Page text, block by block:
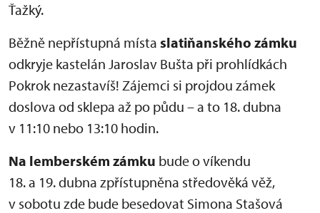
Ťažký.
Běžně nepřístupná místa slatiňanského zámku
odkryje kastelán Jaroslav Bušta při prohlídkách
Pokrok nezastavíš! Zájemci si projdou zámek
doslova od sklepa až po půdu – a to 18. dubna
v 11:10 nebo 13:10 hodin.
Na lemberském zámku bude o víkendu
18. a 19. dubna zpřístupněna středověká věž,
v sobotu zde bude besedovat Simona Stašová